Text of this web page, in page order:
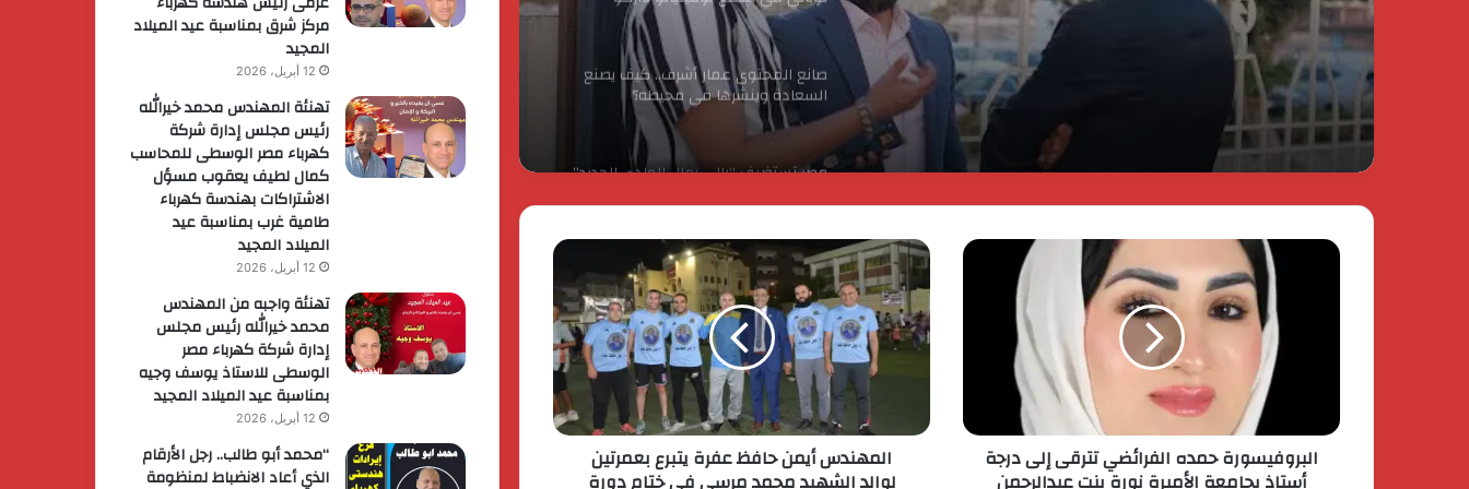
مهرجان “لونها” ينشر الفرح في
العاصمة المصرية
بوميليانو داركو
مصر تستضيف “رالى رمال الوادى الجديد”
بالفترة من 20 : 24 نوفمبر الجارى
الحكومة المصرية توافق على خصم نصف
طلبات استيراد السيارات من المصريين
بالخارج إلى خمس سنوات
“كيان إيچيبت ” تَطرح الطراز كوبرا فورمنتور
VZ بمحرك أقوى سعة 2.0 لترات للمرة
الأولى في مصر
مهرجان “لونها” ينشر الفرح في العاصمة
المصرية
إنتاج السيارة رقم 100,000 من ألفا روميو البروفيسورة حمده الفرائضي تترقى إلى درجة المهندس أيمن حافظ عفرة يتبرع بعمرتين
مركز شرق بمناسبة عيد الميلاد
المجيد
12 أبريل، 2026
تهنئة المهندس محمد خيرالله
رئيس مجلس إدارة شركة
كهرباء مصر الوسطى للمحاسب
كمال لطيف يعقوب مسؤل
الاشتراكات بهندسة كهرباء
طامية غرب بمناسبة عيد
الميلاد المجيد
12 أبريل، 2026
تهنئة واجبه من المهندس
محمد خيرالله رئيس مجلس
إدارة شركة كهرباء مصر
الوسطى للاستاذ يوسف وجيه
بمناسبة عيد الميلاد المجيد
12 أبريل، 2026
“محمد أبو طالب.. رجل الأرقام
الذي أعاد الانضباط لمنظومة